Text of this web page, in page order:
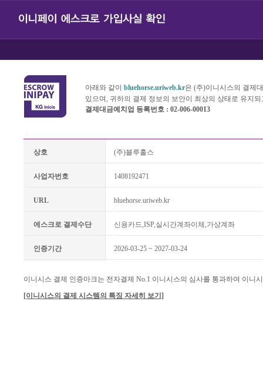
아래와 같이 bluehorse.uriweb.kr은 (주)이니시스의 결제
있으며, 귀하의 결제 정보의 보안이 최상의 상태로 유지
결제대금예치업 등록번호 : 02-006-00013
상호 (주)블루홀스
사업자번호 1408192471
URL bluehorse.uriweb.kr
에스크로 결제수단 신용카드,ISP,실시간계좌이체,가상계좌
인증기간 2026-03-25 ~ 2027-03-24
이니시스 결제 인증마크는 전자결제 No.1 이니시스의 심사를 통과하여 이니
[이니시스의 결제 시스템의 특징 자세히 보기]